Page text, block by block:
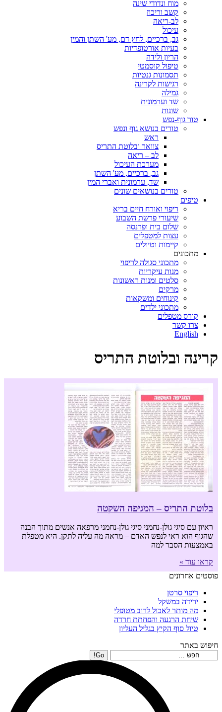
מוח ונדודי שינה
קשב וריכוז
לב-ריאה
עיכול
גב, ברכיים, לחץ דם, מע' השתן והמין
בעיות אורטופדיות
הריון ולידה
טיפול קוסמטי
תסמונות גנטיות
רגישות לקרינה
גמילה
שד וערמונית
שונות
טור גוף-נפש
טורים בנושא גוף ונפש
ראש
צוואר ובלוטת התריס
לב – ריאה
מערכת העיכול
גב, ברכיים, מע' השתן
שד, ערמונית ואברי המין
טורים בנושאים שונים
טיפים
ריפוי ואורח חיים בריא
שיעורי פרשת השבוע
שלום בית ופרנסה
עצות למטפלים
קיימות וטיולים
מתכונים
מתכוני סגולה לריפוי
מנות עיקריות
סלטים ומנות ראשונות
מרקים
קינוחים ומשקאות
מתכוני ילדים
קורס מטפלים
צרו קשר
English
קרינה ובלוטת התריס
בלוטת התריס – המגיפה השקטה
ראיון עם סיגי גולן-נחמני סיגי גולן-נחמני מרפאה אנשים מתוך הבנה
שהגוף הוא ראי לנפש האדם – מראה מה עליה לתקן. היא מטפלת
באמצעות הסבר למה
קראו עוד »
פוסטים אחרונים
ריפוי סרטן
ירידה במשקל
מה מותר לאכול לרוב מטופלי
שיחת הרגעה והפחתת חרדה
טיול סוף הקיץ בגליל העליון
חיפוש באתר
Search: